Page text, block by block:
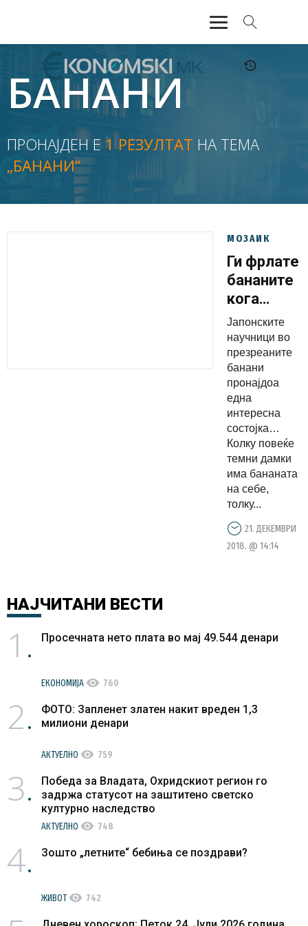
АКТУЕЛНО
ЕКОНОМИЈА
ФИНАНСИИ
БАНКАРСТВО
ЖИВОТ
БАНАНИ
ПРОНАЈДЕН Е1 РЕЗУЛТАТ НА ТЕМА
„БАНАНИ“
МОЗАИК
Ги фрлате
бананите
кога
Правите
голема
грешка!
Јапонските
научници во
презреаните
банани
пронајдоа
една
интересна
состојка…
Колку повеќе
темни дамки
има бананата
на себе,
толку...
21. ДЕКЕМВРИ
2018. @ 14:14
НАЈЧИТАНИ ВЕСТИ
1 Просечната нето плата во мај 49.544 денари
ЕКОНОМИЈА visibility 760
2
ФОТО: Запленет златен накит вреден 1,3
милиони денари
АКТУЕЛНО visibility 759
3
Победа за Владата, Охридскиот регион го
задржа статусот на заштитено светско
културно наследство
АКТУЕЛНО visibility 748
4 Зошто „летните“ бебиња се поздрави?
ЖИВОТvisibility 742